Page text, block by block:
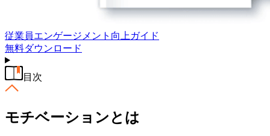
従業員エンゲージメント向上ガイド
無料ダウンロード
目次
モチベーションとは